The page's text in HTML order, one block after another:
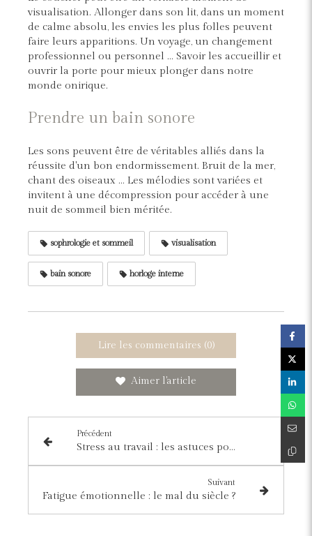
visualisation. Allonger dans son lit, dans un moment
de calme absolu, les envies les plus folles peuvent
faire leurs apparitions. Un voyage, un changement
professionnel ou personnel ... Savoir les accueillir et
ouvrir la porte pour mieux plonger dans notre
monde onirique.
Prendre un bain sonore
Les sons peuvent être de véritables alliés dans la
réussite d'un bon endormissement. Bruit de la mer,
chant des oiseaux ... Les mélodies sont variées et
invitent à une décompression pour accéder à une
nuit de sommeil bien méritée.
sophrologie et sommeil visualisation
bain sonore horloge interne
Lire les commentaires (0)
Aimer l'article
Précédent
Stress au travail : les astuces pour y remédier
Suivant
Fatigue émotionnelle : le mal du siècle ?